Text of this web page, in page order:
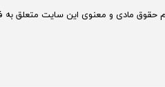
حقوق مادی و معنوی این سایت متعلق به